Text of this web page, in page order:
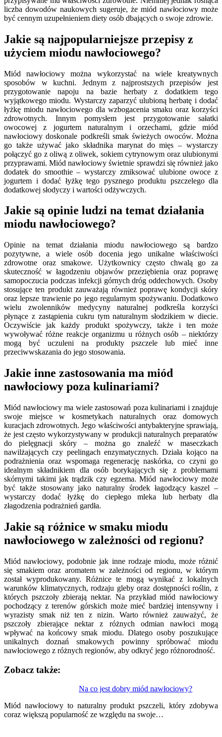
liczba dowodów naukowych sugeruje, że miód nawłociowy może
być cennym uzupełnieniem diety osób dbających o swoje zdrowie.
Jakie są najpopularniejsze przepisy z
użyciem miodu nawłociowego?
Miód nawłociowy można wykorzystać na wiele kreatywnych
sposobów w kuchni. Jednym z najprostszych przepisów jest
przygotowanie napoju na bazie herbaty z dodatkiem tego
wyjątkowego miodu. Wystarczy zaparzyć ulubioną herbatę i dodać
łyżkę miodu nawłociowego dla wzbogacenia smaku oraz korzyści
zdrowotnych. Innym pomysłem jest przygotowanie sałatki
owocowej z jogurtem naturalnym i orzechami, gdzie miód
nawłociowy doskonale podkreśli smak świeżych owoców. Można
go także używać jako składnika marynat do mięs – wystarczy
połączyć go z oliwą z oliwek, sokiem cytrynowym oraz ulubionymi
przyprawami. Miód nawłociowy świetnie sprawdzi się również jako
dodatek do smoothie – wystarczy zmiksować ulubione owoce z
jogurtem i dodać łyżkę tego pysznego produktu pszczelego dla
dodatkowej słodyczy i wartości odżywczych.
Jakie są opinie ludzi na temat działania
miodu nawłociowego?
Opinie na temat działania miodu nawłociowego są bardzo
pozytywne, a wiele osób docenia jego unikalne właściwości
zdrowotne oraz smakowe. Użytkownicy często chwalą go za
skuteczność w łagodzeniu objawów przeziębienia oraz poprawę
samopoczucia podczas infekcji górnych dróg oddechowych. Osoby
stosujące ten produkt zauważają również poprawę kondycji skóry
oraz lepsze trawienie po jego regularnym spożywaniu. Dodatkowo
wielu zwolenników medycyny naturalnej podkreśla korzyści
płynące z zastąpienia cukru tym naturalnym słodzikiem w diecie.
Oczywiście jak każdy produkt spożywczy, także i ten może
wywoływać różne reakcje organizmu u różnych osób – niektórzy
mogą być uczuleni na produkty pszczele lub mieć inne
przeciwwskazania do jego stosowania.
Jakie inne zastosowania ma miód
nawłociowy poza kulinariami?
Miód nawłociowy ma wiele zastosowań poza kulinariami i znajduje
swoje miejsce w kosmetykach naturalnych oraz domowych
kuracjach zdrowotnych. Jego właściwości antybakteryjne sprawiają,
że jest często wykorzystywany w produkcji naturalnych preparatów
do pielęgnacji skóry – można go znaleźć w maseczkach
nawilżających czy peelingach enzymatycznych. Działa kojąco na
podrażnienia oraz wspomaga regenerację naskórka, co czyni go
idealnym składnikiem dla osób borykających się z problemami
skórnymi takimi jak trądzik czy egzema. Miód nawłociowy może
być także stosowany jako naturalny środek łagodzący kaszel –
wystarczy dodać łyżkę do ciepłego mleka lub herbaty dla
złagodzenia podrażnień gardła.
Jakie są różnice w smaku miodu
nawłociowego w zależności od regionu?
Miód nawłociowy, podobnie jak inne rodzaje miodu, może różnić
się smakiem oraz aromatem w zależności od regionu, w którym
został wyprodukowany. Różnice te mogą wynikać z lokalnych
warunków klimatycznych, rodzaju gleby oraz dostępności roślin, z
których pszczoły zbierają nektar. Na przykład miód nawłociowy
pochodzący z terenów górskich może mieć bardziej intensywny i
wyrazisty smak niż ten z nizin. Warto również zauważyć, że
pszczoły zbierające nektar z różnych odmian nawłoci mogą
wpływać na końcowy smak miodu. Dlatego osoby poszukujące
unikalnych doznań smakowych powinny spróbować miodu
nawłociowego z różnych regionów, aby odkryć jego różnorodność.
Zobacz także:
Na co jest dobry miód nawłociowy?
Miód nawłociowy to naturalny produkt pszczeli, który zdobywa
coraz większą popularność ze względu na swoje…
wpisu